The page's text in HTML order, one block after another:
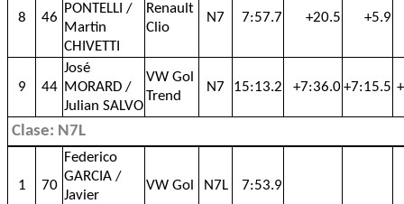
8 46
PONTELLI /
Martin
CHIVETTI
Renault
Clio
N7 7:57.7 +20.5 +5.9
9 44
José
MORARD /
Julian SALVO
VW Gol
Trend
N7 15:13.2 +7:36.0+7:15.5
Clase: N7L
1 70
Federico
GARCIA /
Javier
VW Gol N7L 7:53.9